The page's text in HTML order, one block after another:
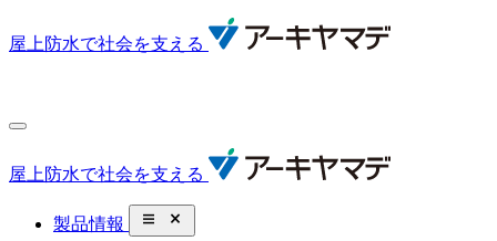
屋上防水で社会を支える
屋上防水で社会を支える
製品情報 close_small